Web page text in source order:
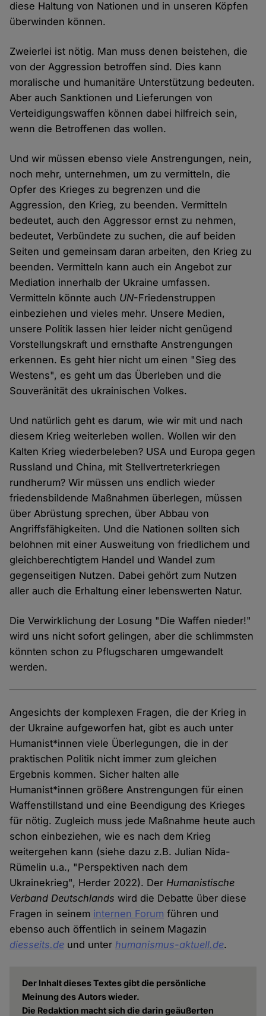
diese Haltung von Nationen und in unseren Köpfen
überwinden können.
Zweierlei ist nötig. Man muss denen beistehen, die
von der Aggression betroffen sind. Dies kann
moralische und humanitäre Unterstützung bedeuten.
Aber auch Sanktionen und Lieferungen von
Verteidigungswaffen können dabei hilfreich sein,
wenn die Betroffenen das wollen.
Und wir müssen ebenso viele Anstrengungen, nein,
noch mehr, unternehmen, um zu vermitteln, die
Opfer des Krieges zu begrenzen und die
Aggression, den Krieg, zu beenden. Vermitteln
bedeutet, auch den Aggressor ernst zu nehmen,
bedeutet, Verbündete zu suchen, die auf beiden
Seiten und gemeinsam daran arbeiten, den Krieg zu
beenden. Vermitteln kann auch ein Angebot zur
Mediation innerhalb der Ukraine umfassen.
Vermitteln könnte auch UN-Friedenstruppen
einbeziehen und vieles mehr. Unsere Medien,
unsere Politik lassen hier leider nicht genügend
Vorstellungskraft und ernsthafte Anstrengungen
erkennen. Es geht hier nicht um einen "Sieg des
Westens", es geht um das Überleben und die
Souveränität des ukrainischen Volkes.
Und natürlich geht es darum, wie wir mit und nach
diesem Krieg weiterleben wollen. Wollen wir den
Kalten Krieg wiederbeleben? USA und Europa gegen
Russland und China, mit Stellvertreterkriegen
rundherum? Wir müssen uns endlich wieder
friedensbildende Maßnahmen überlegen, müssen
über Abrüstung sprechen, über Abbau von
Angriffsfähigkeiten. Und die Nationen sollten sich
belohnen mit einer Ausweitung von friedlichem und
gleichberechtigtem Handel und Wandel zum
gegenseitigen Nutzen. Dabei gehört zum Nutzen
aller auch die Erhaltung einer lebenswerten Natur.
Die Verwirklichung der Losung "Die Waffen nieder!"
wird uns nicht sofort gelingen, aber die schlimmsten
könnten schon zu Pflugscharen umgewandelt
werden.
Angesichts der komplexen Fragen, die der Krieg in
der Ukraine aufgeworfen hat, gibt es auch unter
Humanist*innen viele Überlegungen, die in der
praktischen Politik nicht immer zum gleichen
Ergebnis kommen. Sicher halten alle
Humanist*innen größere Anstrengungen für einen
Waffenstillstand und eine Beendigung des Krieges
für nötig. Zugleich muss jede Maßnahme heute auch
schon einbeziehen, wie es nach dem Krieg
weitergehen kann (siehe dazu z.B. Julian Nida-
Rümelin u.a., "Perspektiven nach dem
Ukrainekrieg", Herder 2022). DerHumanistische
Verband Deutschlandswird die Debatte über diese
Fragen in seinem internen Forum führen und
ebenso auch öffentlich in seinem Magazin
diesseits.de und unterhumanismus-aktuell.de.
Der Inhalt dieses Textes gibt die persönliche
Meinung des Autors wieder.
Die Redaktion macht sich die darin geäußerten